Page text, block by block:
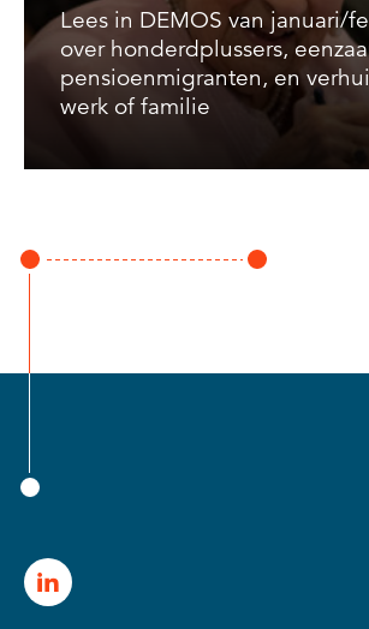
Lees in DEMOS van januari/
over honderdplussers,
pensioenmigranten, en
werk of familie